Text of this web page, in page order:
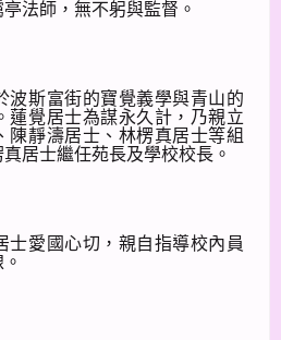
法師，無不躬與監督。
波斯富街的寶覺義學與青山的
蓮覺居士為謀永久計，乃親立
陳靜濤居士、林楞真居士等組
居士繼任苑長及學校校長。
士愛國心切，親自指導校內員